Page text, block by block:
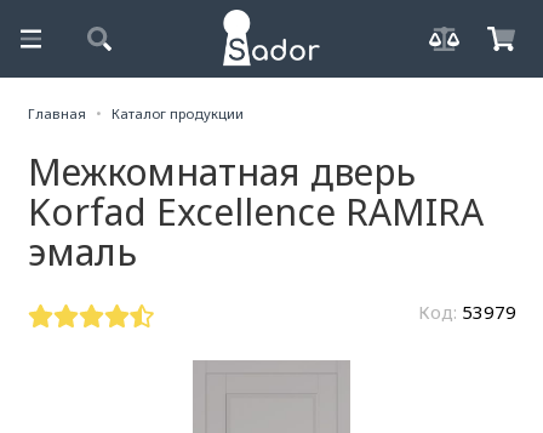
Главная Каталог продукции
Межкомнатная дверь
Korfad Excellence RAMIRA
эмаль
Код: 53979